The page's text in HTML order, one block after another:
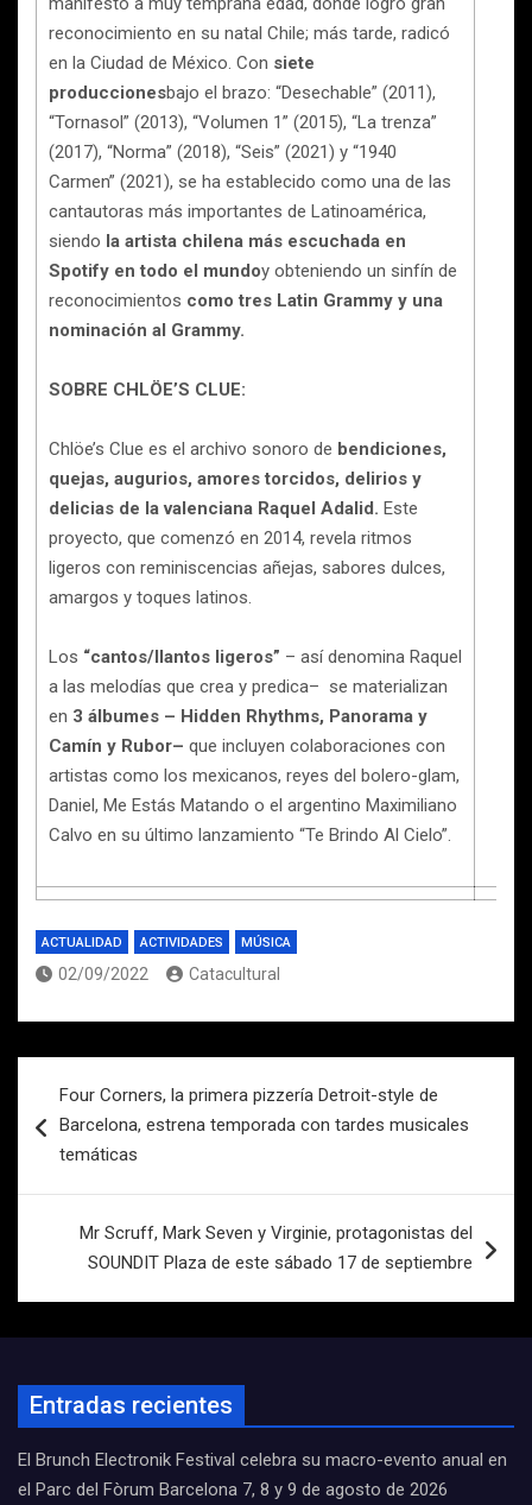
reconocimiento en su natal Chile; más tarde, radicó
en la Ciudad de México. Con siete
produccionesbajo el brazo: “Desechable” (2011),
“Tornasol” (2013), “Volumen 1” (2015), “La trenza”
(2017), “Norma” (2018), “Seis” (2021) y “1940
Carmen” (2021), se ha establecido como una de las
cantautoras más importantes de Latinoamérica,
siendo la artista chilena más escuchada en
Spotify en todo el mundoy obteniendo un sinfín de
reconocimientos como tres Latin Grammy y una
nominación al Grammy.
SOBRE CHLÖE’S CLUE:
Chlöe’s Clue es el archivo sonoro de bendiciones,
quejas, augurios, amores torcidos, delirios y
delicias de la valenciana Raquel Adalid. Este
proyecto, que comenzó en 2014, revela ritmos
ligeros con reminiscencias añejas, sabores dulces,
amargos y toques latinos.
Los “cantos/llantos ligeros” – así denomina Raquel
a las melodías que crea y predica– se materializan
en 3 álbumes – Hidden Rhythms, Panorama y
Camín y Rubor– que incluyen colaboraciones con
artistas como los mexicanos, reyes del bolero-glam,
Daniel, Me Estás Matando o el argentino Maximiliano
Calvo en su último lanzamiento “Te Brindo Al Cielo”.
ACTUALIDAD ACTIVIDADES MÚSICA
02/09/2022 Catacultural
de
entradas
Four Corners, la primera pizzería Detroit-style de
Barcelona, estrena temporada con tardes musicales
temáticas
Mr Scruff, Mark Seven y Virginie, protagonistas del
SOUNDIT Plaza de este sábado 17 de septiembre
Entradas recientes
El Brunch Electronik Festival celebra su macro-evento anual en
el Parc del Fòrum Barcelona 7, 8 y 9 de agosto de 2026